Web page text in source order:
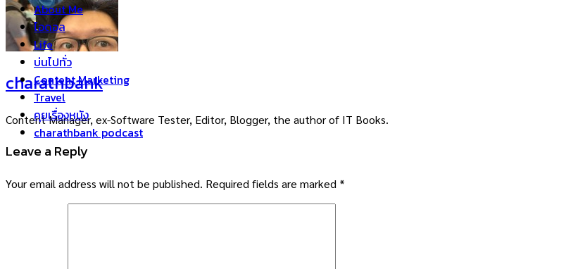
About Me
ไอดอล
Life
บ่นไปทั่ว
Content Marketing
Travel
คุยเรื่องหนัง
charathbank podcast
charathbank
Content Manager, ex-Software Tester, Editor, Blogger, the author of IT Books.
Leave a Reply
Your email address will not be published. Required fields are marked *